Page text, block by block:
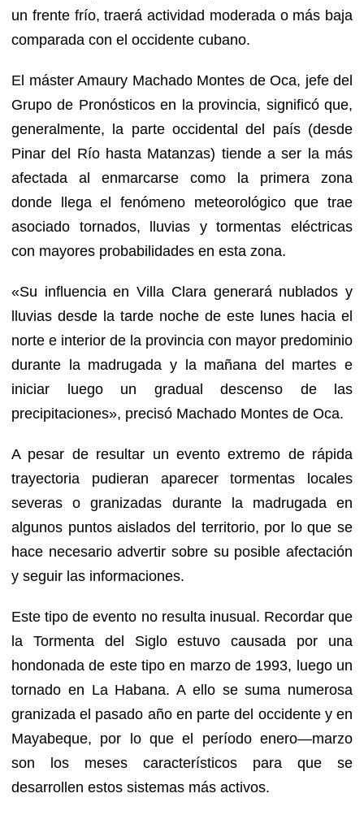
un frente frío, traerá actividad moderada o más baja
comparada con el occidente cubano.
El máster Amaury Machado Montes de Oca, jefe del
Grupo de Pronósticos en la provincia, significó que,
generalmente, la parte occidental del país (desde
Pinar del Río hasta Matanzas) tiende a ser la más
afectada al enmarcarse como la primera zona
donde llega el fenómeno meteorológico que trae
asociado tornados, lluvias y tormentas eléctricas
con mayores probabilidades en esta zona.
«Su influencia en Villa Clara generará nublados y
lluvias desde la tarde noche de este lunes hacia el
norte e interior de la provincia con mayor predominio
durante la madrugada y la mañana del martes e
iniciar luego un gradual descenso de las
precipitaciones», precisó Machado Montes de Oca.
A pesar de resultar un evento extremo de rápida
trayectoria pudieran aparecer tormentas locales
severas o granizadas durante la madrugada en
algunos puntos aislados del territorio, por lo que se
hace necesario advertir sobre su posible afectación
y seguir las informaciones.
Este tipo de evento no resulta inusual. Recordar que
la Tormenta del Siglo estuvo causada por una
hondonada de este tipo en marzo de 1993, luego un
tornado en La Habana. A ello se suma numerosa
granizada el pasado año en parte del occidente y en
Mayabeque, por lo que el período enero—marzo
son los meses característicos para que se
desarrollen estos sistemas más activos.